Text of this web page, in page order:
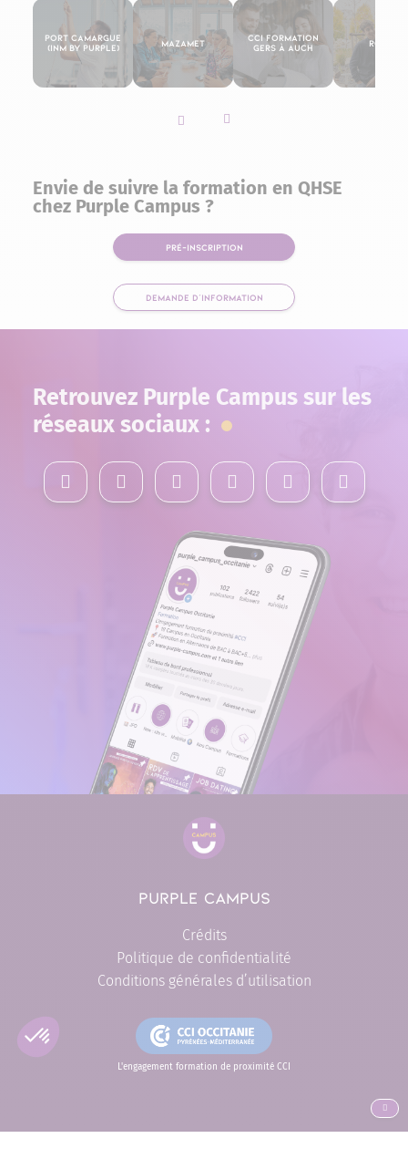
Slider vers la gauche
Port Camargue
(INM By Purple)
Mazamet
CCI Formation
Gers à Auch
Rodez
Slider vers la droite
Envie de suivre la formation en QHSE
chez Purple Campus ?
PRÉ-INSCRIPTION
DEMANDE D'INFORMATION
Retrouvez Purple Campus sur les
réseaux sociaux :
ALLER
PURPLE CAMPUS
Crédits
Politique de confidentialité
Conditions générales d’utilisation
L'engagement formation de proximité CCI